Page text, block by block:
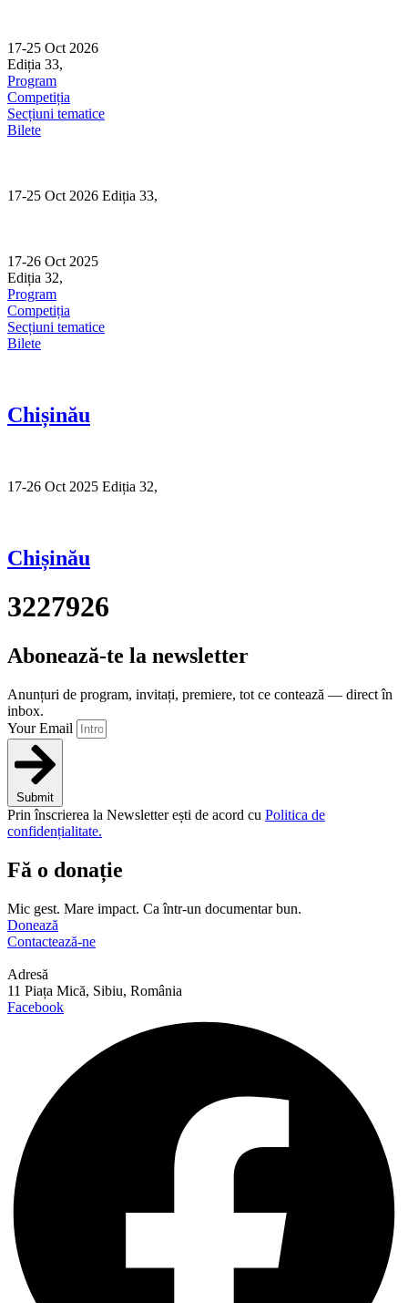
content
17-25 Oct 2026
Ediția 33,
Program
Competiția
Secțiuni tematice
Bilete
17-25 Oct 2026 Ediția 33,
17-26 Oct 2025
Ediția 32,
Program
Competiția
Secțiuni tematice
Bilete
Chișinău
17-26 Oct 2025 Ediția 32,
Chișinău
3227926
Abonează-te la newsletter
Anunțuri de program, invitați, premiere, tot ce contează — direct în
inbox.
Your Email
Submit
Prin înscrierea la Newsletter ești de acord cu Politica de
confidențialitate.
Fă o donație
Mic gest. Mare impact. Ca într-un documentar bun.
Donează
Contactează-ne
Adresă
11 Piața Mică, Sibiu, România
Facebook